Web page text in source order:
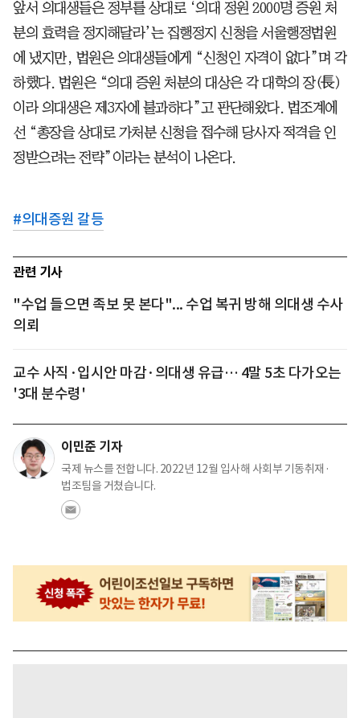
앞서 의대생들은 정부를 상대로 ‘의대 정원 2000명 증원 처
분의 효력을 정지해달라’는 집행정지 신청을 서울행정법원
에 냈지만, 법원은 의대생들에게 “신청인 자격이 없다”며 각
하했다. 법원은 “의대 증원 처분의 대상은 각 대학의 장(長)
이라 의대생은 제3자에 불과하다”고 판단해왔다. 법조계에
선 “총장을 상대로 가처분 신청을 접수해 당사자 적격을 인
정받으려는 전략”이라는 분석이 나온다.
#의대증원 갈등
관련 기사
"수업 들으면 족보 못 본다"... 수업 복귀 방해 의대생 수사
의뢰
교수 사직·입시안 마감·의대생 유급… 4말 5초 다가오는
'3대 분수령'
이민준 기자
국제 뉴스를 전합니다. 2022년 12월 입사해 사회부 기동취재·
법조팀을 거쳤습니다.